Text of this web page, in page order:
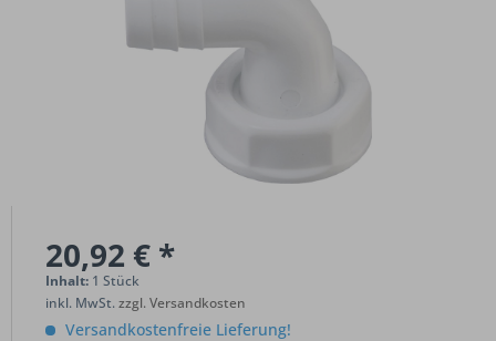
20,92 € *
Inhalt: 1 Stück
inkl. MwSt.zzgl. Versandkosten
Versandkostenfreie Lieferung!